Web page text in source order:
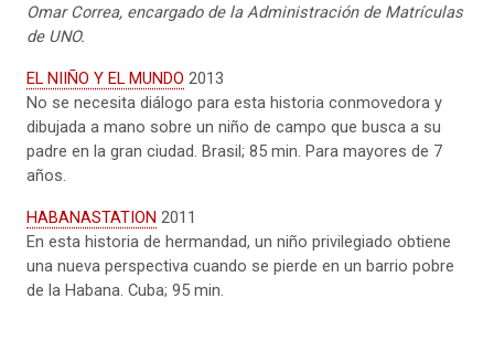
Omar Correa, encargado de la Administración de Matrículas
de UNO.
EL NIIÑO Y EL MUNDO 2013
No se necesita diálogo para esta historia conmovedora y
dibujada a mano sobre un niño de campo que busca a su
padre en la gran ciudad. Brasil; 85 min. Para mayores de 7
años.
HABANASTATION 2011
En esta historia de hermandad, un niño privilegiado obtiene
una nueva perspectiva cuando se pierde en un barrio pobre
de la Habana. Cuba; 95 min.